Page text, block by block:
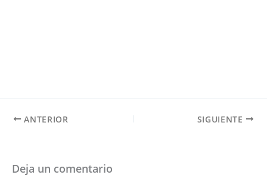
ANTERIOR SIGUIENTE
Deja un comentario